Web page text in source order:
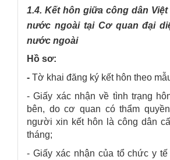
1.4. Kết hôn giữa công dân
nước ngoài tại Cơ quan đại
nước ngoài
Hồ sơ:
- Tờ khai đăng ký kết hôn theo
- Giấy xác nhận về tình trạng
bên, do cơ quan có thẩm
người xin kết hôn là công dân
tháng;
- Giấy xác nhận của tổ chức y tế